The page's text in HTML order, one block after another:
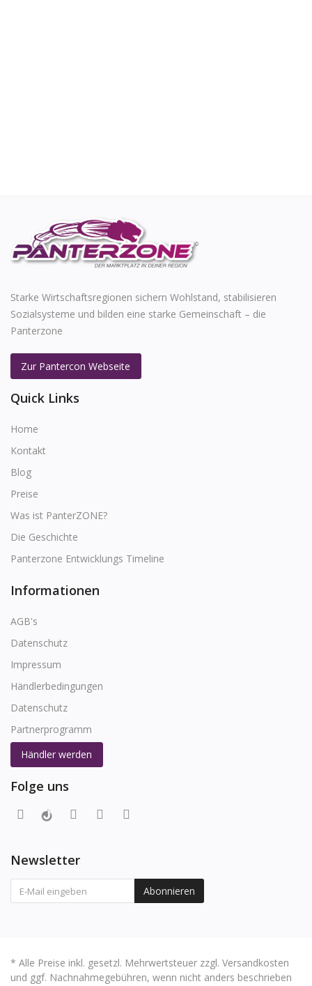
Starke Wirtschaftsregionen sichern Wohlstand, stabilisieren
Sozialsysteme und bilden eine starke Gemeinschaft – die
Panterzone
Zur Pantercon Webseite
Quick Links
Home
Kontakt
Blog
Preise
Was ist PanterZONE?
Die Geschichte
Panterzone Entwicklungs Timeline
Informationen
AGB's
Datenschutz
Impressum
Händlerbedingungen
Datenschutz
Partnerprogramm
Händler werden
Folge uns
Newsletter
Abonnieren
* Alle Preise inkl. gesetzl. Mehrwertsteuer zzgl. Versandkosten
und ggf. Nachnahmegebühren, wenn nicht anders beschrieben